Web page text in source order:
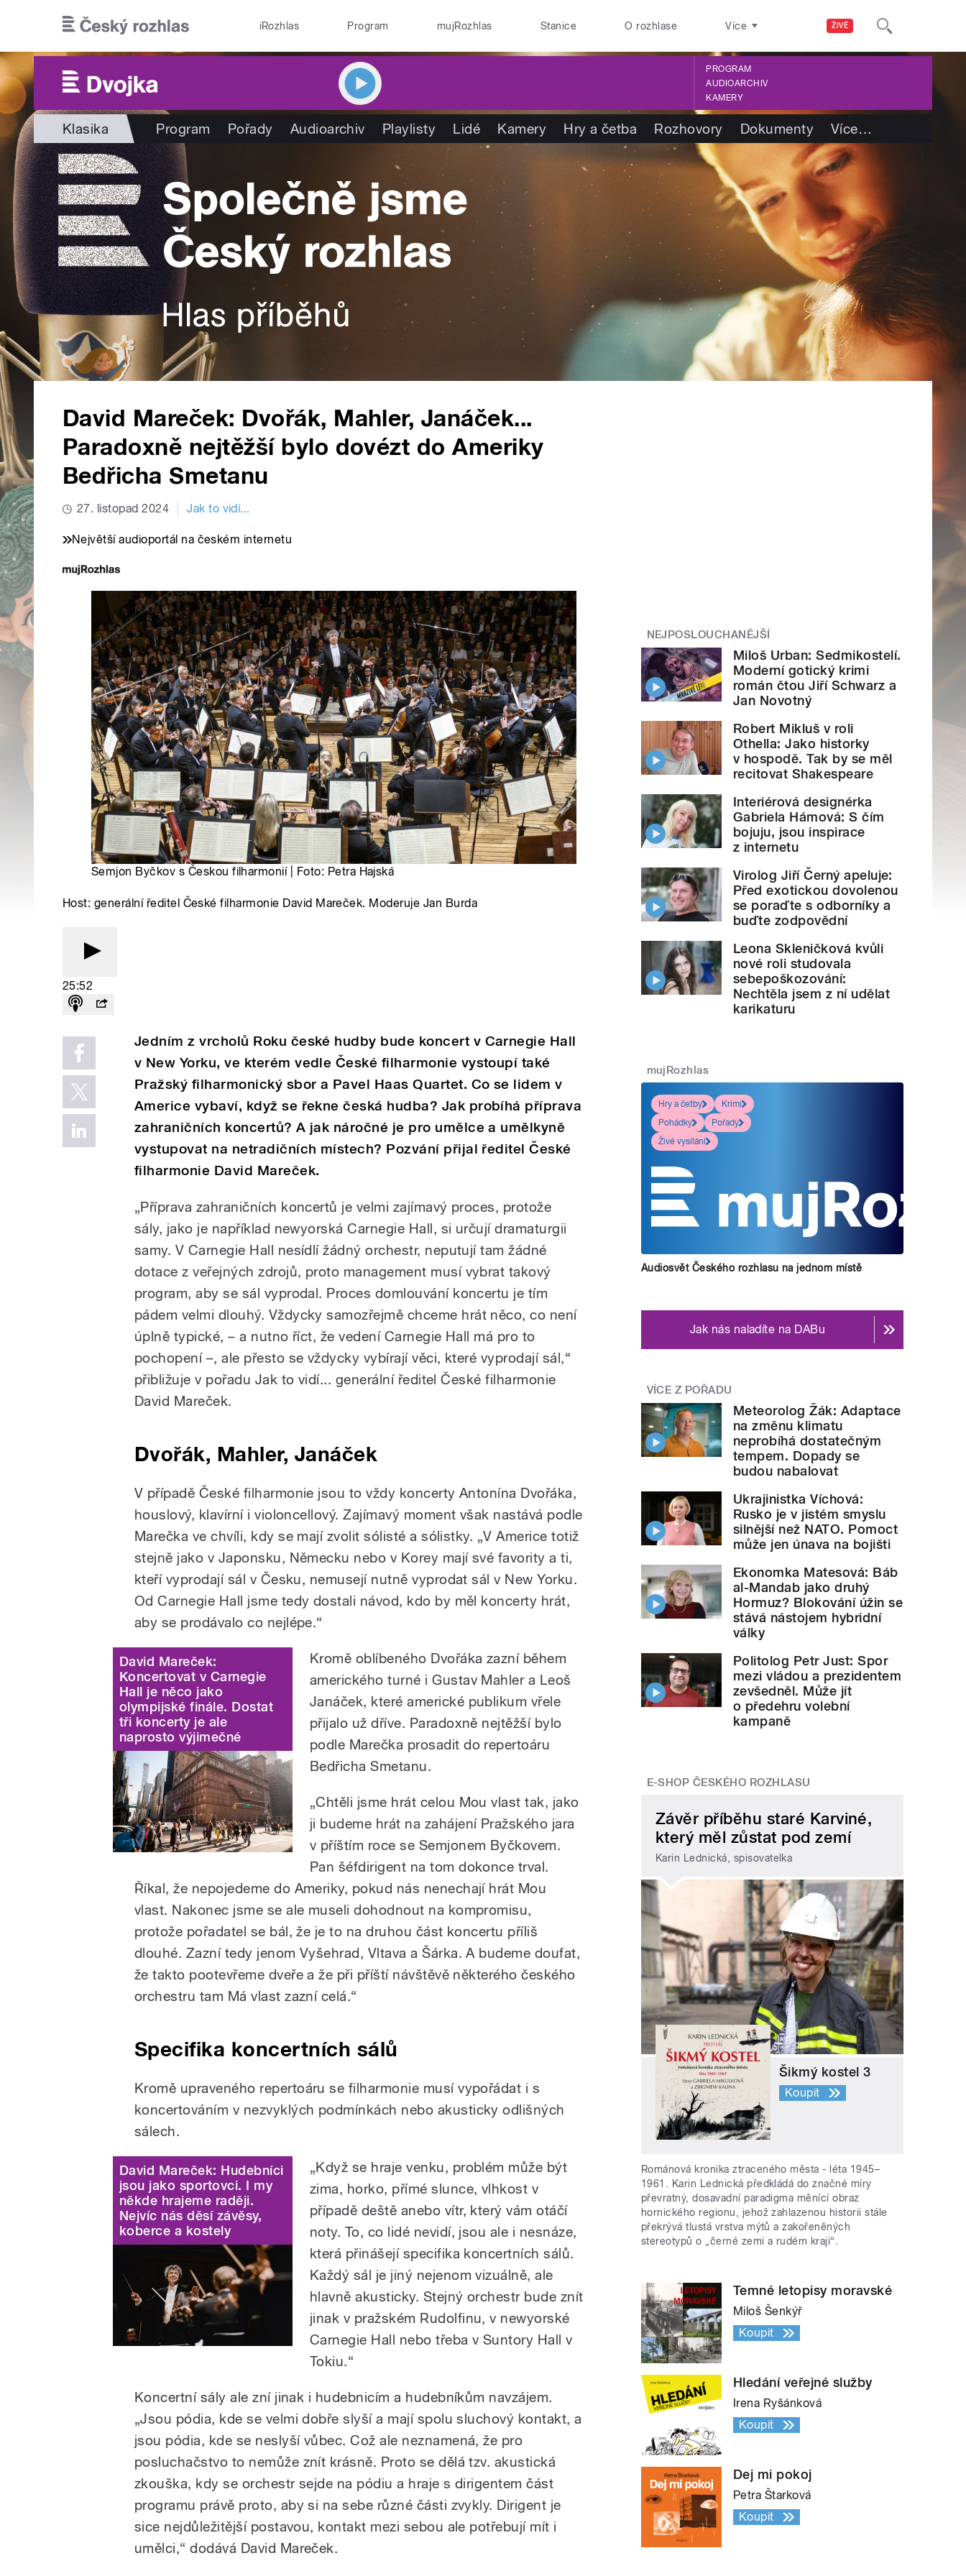
ŽIVĚ
iRozhlas Program mujRozhlas Stanice O rozhlase Více
PROGRAM
AUDIOARCHIV
KAMERY
Klasika Program Pořady Audioarchiv Playlisty Lidé Kamery Hry a četba Rozhovory Dokumenty Více…
David Mareček: Dvořák, Mahler, Janáček...
Paradoxně nejtěžší bylo dovézt do Ameriky
Bedřicha Smetanu
27. listopad 2024 Jak to vidí...
Největší audioportál na českém internetu
Semjon Byčkov s Českou filharmonií | Foto: Petra Hajská
Host: generální ředitel České filharmonie David Mareček. Moderuje Jan Burda
25:52
Jedním z vrcholů Roku české hudby bude koncert v Carnegie Hall
v New Yorku, ve kterém vedle České filharmonie vystoupí také
Pražský filharmonický sbor a Pavel Haas Quartet. Co se lidem v
Americe vybaví, když se řekne česká hudba? Jak probíhá příprava
zahraničních koncertů? A jak náročné je pro umělce a umělkyně
vystupovat na netradičních místech? Pozvání přijal ředitel České
filharmonie David Mareček.
„Příprava zahraničních koncertů je velmi zajímavý proces, protože
sály, jako je například newyorská Carnegie Hall, si určují dramaturgii
samy. V Carnegie Hall nesídlí žádný orchestr, neputují tam žádné
dotace z veřejných zdrojů, proto management musí vybrat takový
program, aby se sál vyprodal. Proces domlouvání koncertu je tím
pádem velmi dlouhý. Vždycky samozřejmě chceme hrát něco, co není
úplně typické, – a nutno říct, že vedení Carnegie Hall má pro to
pochopení –, ale přesto se vždycky vybírají věci, které vyprodají sál,“
přibližuje v pořadu Jak to vidí... generální ředitel České filharmonie
David Mareček.
Dvořák, Mahler, Janáček
V případě České filharmonie jsou to vždy koncerty Antonína Dvořáka,
houslový, klavírní i violoncellový. Zajímavý moment však nastává podle
Marečka ve chvíli, kdy se mají zvolit sólisté a sólistky. „V Americe totiž
stejně jako v Japonsku, Německu nebo v Korey mají své favority a ti,
kteří vyprodají sál v Česku, nemusejí nutně vyprodat sál v New Yorku.
Od Carnegie Hall jsme tedy dostali návod, kdo by měl koncerty hrát,
aby se prodávalo co nejlépe.“
David Mareček:
Koncertovat v Carnegie
Hall je něco jako
olympijské finále. Dostat
tři koncerty je ale
naprosto výjimečné
Kromě oblíbeného Dvořáka zazní během
amerického turné i Gustav Mahler a Leoš
Janáček, které americké publikum vřele
přijalo už dříve. Paradoxně nejtěžší bylo
podle Marečka prosadit do repertoáru
Bedřicha Smetanu.
„Chtěli jsme hrát celou Mou vlast tak, jako
ji budeme hrát na zahájení Pražského jara
v příštím roce se Semjonem Byčkovem.
Pan šéfdirigent na tom dokonce trval.
Říkal, že nepojedeme do Ameriky, pokud nás nenechají hrát Mou
vlast. Nakonec jsme se ale museli dohodnout na kompromisu,
protože pořadatel se bál, že je to na druhou část koncertu příliš
dlouhé. Zazní tedy jenom Vyšehrad, Vltava a Šárka. A budeme doufat,
že takto pootevřeme dveře a že při příští návštěvě některého českého
orchestru tam Má vlast zazní celá.“
Specifika koncertních sálů
Kromě upraveného repertoáru se filharmonie musí vypořádat i s
koncertováním v nezvyklých podmínkách nebo akusticky odlišných
sálech.
David Mareček: Hudebníci
jsou jako sportovci. I my
někde hrajeme raději.
Nejvíc nás děsí závěsy,
koberce a kostely
„Když se hraje venku, problém může být
zima, horko, přímé slunce, vlhkost v
případě deště anebo vítr, který vám otáčí
noty. To, co lidé nevidí, jsou ale i nesnáze,
která přinášejí specifika koncertních sálů.
Každý sál je jiný nejenom vizuálně, ale
hlavně akusticky. Stejný orchestr bude znít
jinak v pražském Rudolfinu, v newyorské
Carnegie Hall nebo třeba v Suntory Hall v
Tokiu.“
Koncertní sály ale zní jinak i hudebnicím a hudebníkům navzájem.
„Jsou pódia, kde se velmi dobře slyší a mají spolu sluchový kontakt, a
jsou pódia, kde se neslyší vůbec. Což ale neznamená, že pro
posluchačstvo to nemůže znít krásně. Proto se dělá tzv. akustická
zkouška, kdy se orchestr sejde na pódiu a hraje s dirigentem část
programu právě proto, aby si na sebe různé části zvykly. Dirigent je
sice nejdůležitější postavou, kontakt mezi sebou ale potřebují mít i
umělci,“ dodává David Mareček.
NEJPOSLOUCHANĚJŠÍ
Miloš Urban: Sedmikostelí.
Moderní gotický krimi
román čtou Jiří Schwarz a
Jan Novotný
Robert Mikluš v roli
Othella: Jako historky
v hospodě. Tak by se měl
recitovat Shakespeare
Interiérová designérka
Gabriela Hámová: S čím
bojuju, jsou inspirace
z internetu
Virolog Jiří Černý apeluje:
Před exotickou dovolenou
se poraďte s odborníky a
buďte zodpovědní
Leona Skleničková kvůli
nové roli studovala
sebepoškozování:
Nechtěla jsem z ní udělat
karikaturu
mujRozhlas
Hry a četby
Krimi
Pohádky
Pořady
Živé vysílání
Audiosvět Českého rozhlasu na jednom místě
Jak nás naladíte na DABu
VÍCE Z POŘADU
Meteorolog Žák: Adaptace
na změnu klimatu
neprobíhá dostatečným
tempem. Dopady se
budou nabalovat
Ukrajinistka Víchová:
Rusko je v jistém smyslu
silnější než NATO. Pomoct
může jen únava na bojišti
Ekonomka Matesová: Báb
al-Mandab jako druhý
Hormuz? Blokování úžin se
stává nástojem hybridní
války
Politolog Petr Just: Spor
mezi vládou a prezidentem
zevšedněl. Může jít
o předehru volební
kampaně
E-SHOP ČESKÉHO ROZHLASU
Závěr příběhu staré Karviné,
který měl zůstat pod zemí
Karin Lednická, spisovatelka
Šikmý kostel 3
Koupit
Románová kronika ztraceného města - léta 1945–
1961. Karin Lednická předkládá do značné míry
převratný, dosavadní paradigma měnící obraz
hornického regionu, jehož zahlazenou historii stále
překrývá tlustá vrstva mýtů a zakořeněných
stereotypů o „černé zemi a rudém kraji“.
Temné letopisy moravské
Miloš Šenkýř
Koupit
Hledání veřejné služby
Irena Ryšánková
Koupit
Dej mi pokoj
Petra Štarková
Koupit